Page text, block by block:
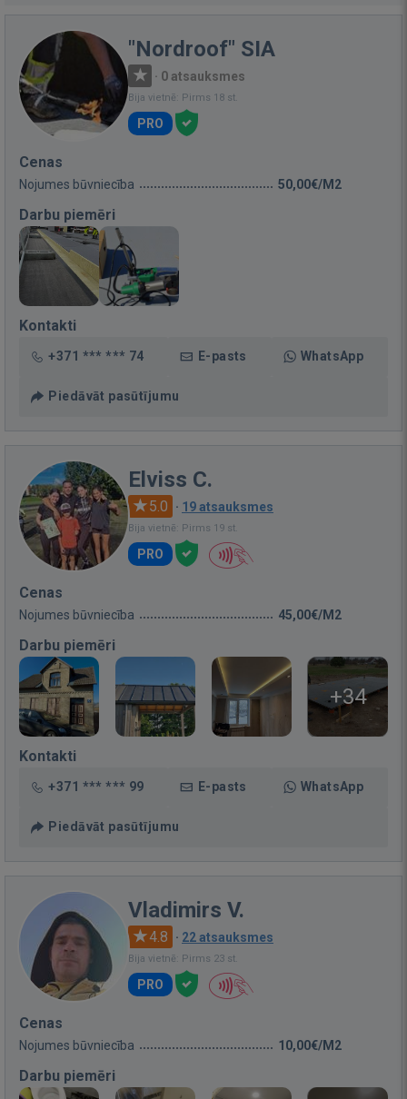
"Nordroof" SIA
· 0 atsauksmes
Bija vietnē: Pirms 18 st.
PRO
Cenas
Nojumes būvniecība 50,00€/M2
Darbu piemēri
Kontakti
+371 *** *** 74 E-pasts WhatsApp
Piedāvāt pasūtījumu
Elviss C.
5.0 · 19 atsauksmes
Bija vietnē: Pirms 19 st.
PRO
Cenas
Nojumes būvniecība 45,00€/M2
Darbu piemēri
+34
Kontakti
+371 *** *** 99 E-pasts WhatsApp
Piedāvāt pasūtījumu
Vladimirs V.
4.8 · 22 atsauksmes
Bija vietnē: Pirms 23 st.
PRO
Cenas
Nojumes būvniecība 10,00€/M2
Darbu piemēri